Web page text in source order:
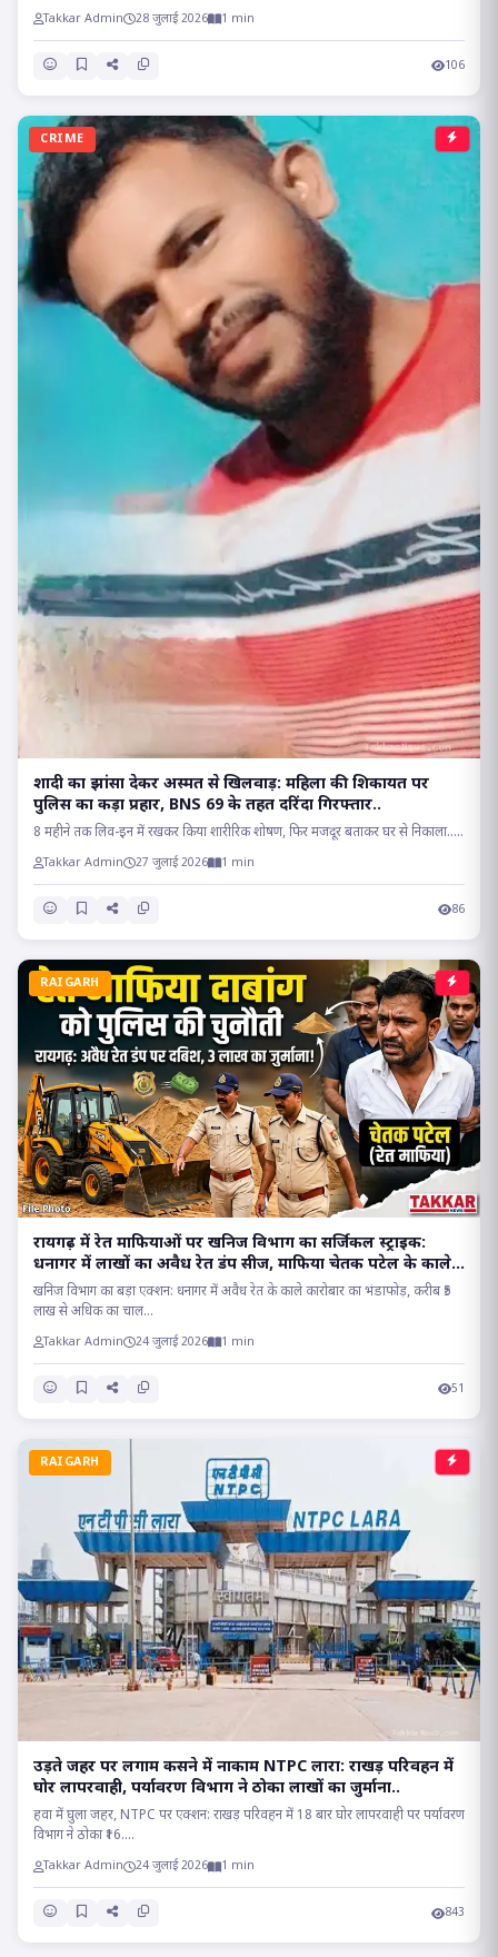
Takkar Admin 28 जुलाई 2026 1 min
106
CRIME
शादी का झांसा देकर अस्मत से खिलवाड़: महिला की शिकायत पर
पुलिस का कड़ा प्रहार, BNS 69 के तहत दरिंदा गिरफ्तार..
8 महीने तक लिव-इन में रखकर किया शारीरिक शोषण, फिर मजदूर बताकर घर से निकाला.....
Takkar Admin 27 जुलाई 2026 1 min
86
RAIGARH
रायगढ़ में रेत माफियाओं पर खनिज विभाग का सर्जिकल स्ट्राइक:
धनागर में लाखों का अवैध रेत डंप सीज, माफिया चेतक पटेल के काले
साम्राज्य पर प्रहार..
खनिज विभाग का बड़ा एक्शन: धनागर में अवैध रेत के काले कारोबार का भंडाफोड़, करीब ₹5
लाख से अधिक का चाल...
Takkar Admin 24 जुलाई 2026 1 min
51
RAIGARH
उड़ते जहर पर लगाम कसने में नाकाम NTPC लारा: राखड़ परिवहन में
घोर लापरवाही, पर्यावरण विभाग ने ठोका लाखों का जुर्माना..
हवा में घुला जहर, NTPC पर एक्शन: राखड़ परिवहन में 18 बार घोर लापरवाही पर पर्यावरण
विभाग ने ठोका ₹16....
Takkar Admin 24 जुलाई 2026 1 min
843